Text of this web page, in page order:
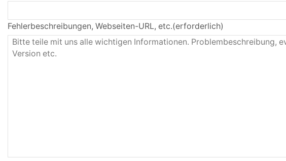
Fehlerbeschreibungen, Webseiten-URL, etc.(erforderlich)